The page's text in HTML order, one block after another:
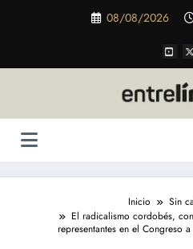
08/08/2026
Inicio
Sin
El radicalismo cordobés,
representantes en el Congreso